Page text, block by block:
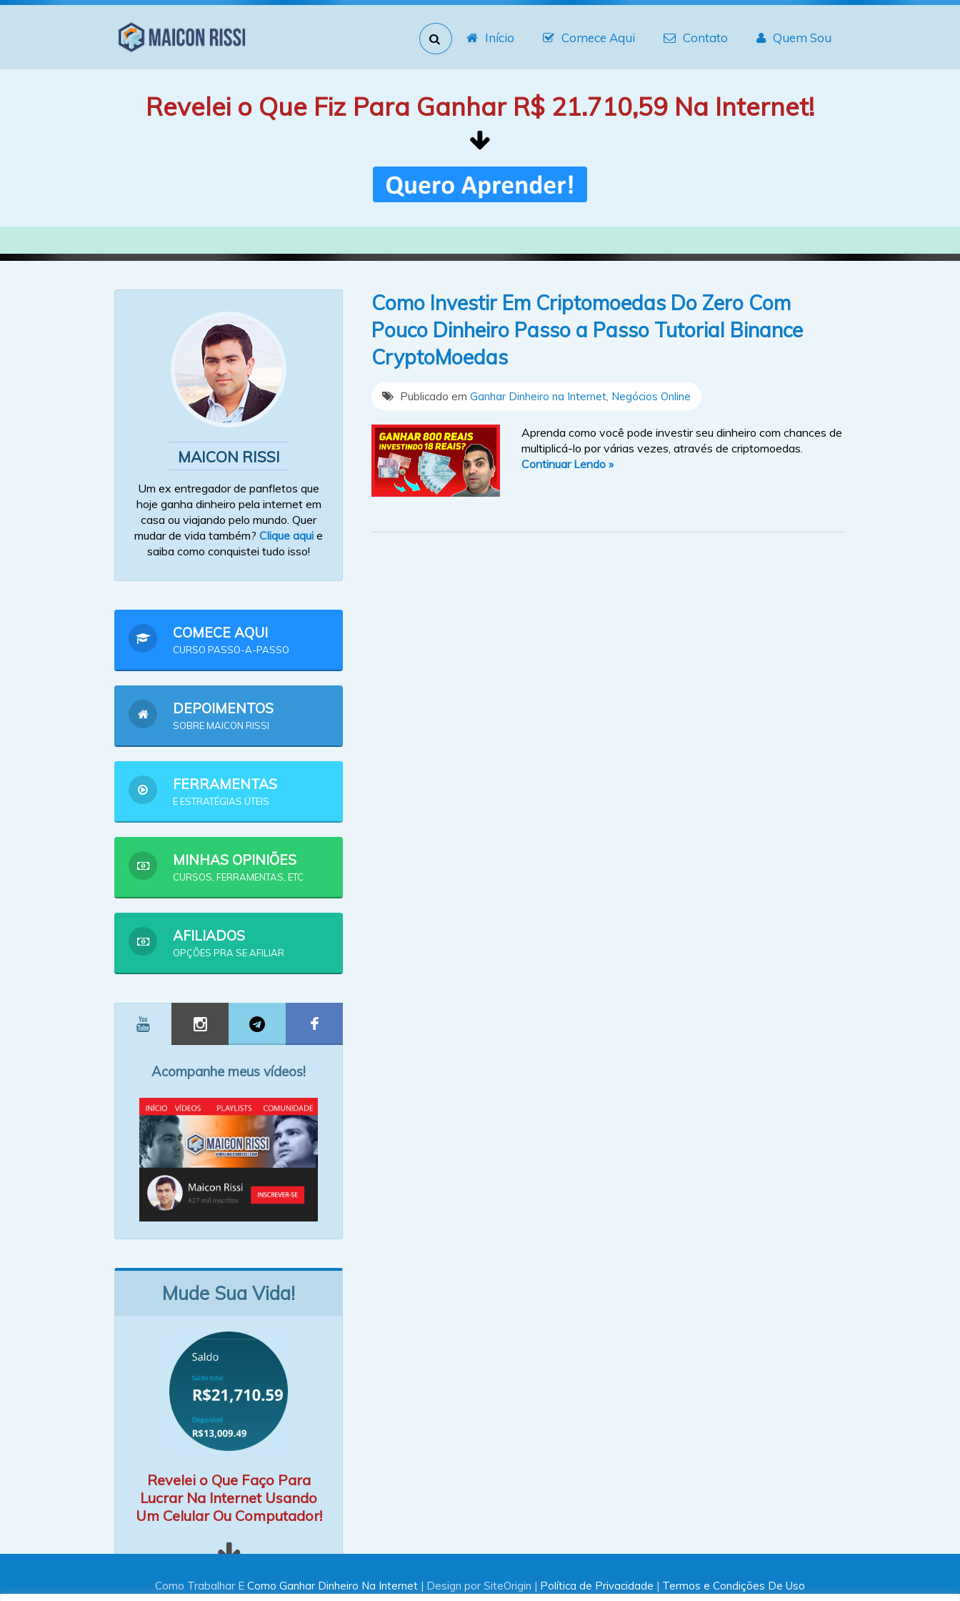
Início Comece Aqui Contato Quem Sou
Revelei o Que Fiz Para Ganhar R$ 21.710,59 Na Internet!
Como Investir Em Criptomoedas Do Zero Com
Pouco Dinheiro Passo a Passo Tutorial Binance
CryptoMoedas
Publicado em Ganhar Dinheiro na Internet Negócios Online
Aprenda como você pode investir seu dinheiro com chances de
multiplicá-lo por várias vezes, através de criptomoedas.
Continuar Lendo »
MAICON RISSI
Um ex entregador de panfletos que
hoje ganha dinheiro pela internet em
casa ou viajando pelo mundo. Quer
mudar de vida também? Clique aqui e
saiba como conquistei tudo isso!
COMECE AQUI
CURSO PASSO-A-PASSO
DEPOIMENTOS
SOBRE MAICON RISSI
FERRAMENTAS
E ESTRATÉGIAS ÚTEIS
MINHAS OPINIÕES
CURSOS, FERRAMENTAS, ETC
AFILIADOS
OPÇÕES PRA SE AFILIAR
Acompanhe meus vídeos!
Mude Sua Vida!
Revelei o Que Faço Para
Lucrar Na Internet Usando
Um Celular Ou Computador!
Como Trabalhar E Como Ganhar Dinheiro Na Internet | Design por SiteOrigin | Política de Privacidade | Termos e Condições De Uso